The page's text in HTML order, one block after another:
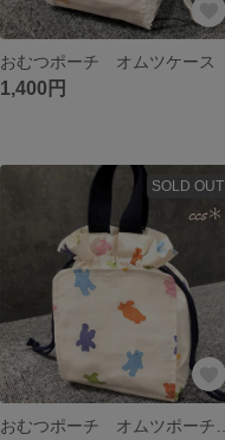
おむつポーチ オムツケース
1,400円
SOLD OUT